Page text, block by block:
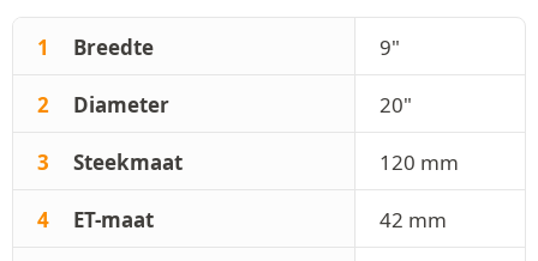
1 Breedte 9"
2 Diameter 20"
3 Steekmaat 120 mm
4 ET-maat 42 mm